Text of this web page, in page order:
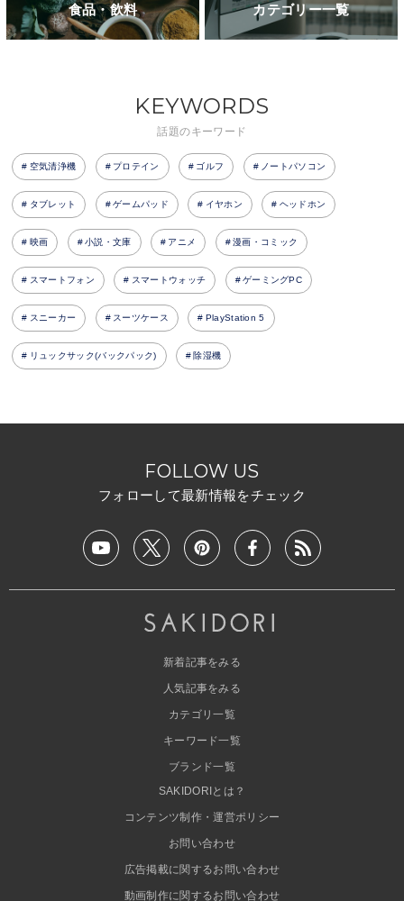
食品・飲料 カテゴリー一覧
KEYWORDS
話題のキーワード
空気清浄機 プロテイン ゴルフ ノートパソコン
タブレット ゲームパッド イヤホン ヘッドホン
映画 小説・文庫 アニメ 漫画・コミック
スマートフォン スマートウォッチ ゲーミングPC
スニーカー スーツケース PlayStation 5
リュックサック(バックパック) 除湿機
FOLLOW US
フォローして最新情報をチェック
新着記事をみる
人気記事をみる
カテゴリ一覧
キーワード一覧
ブランド一覧
SAKIDORIとは？
コンテンツ制作・運営ポリシー
お問い合わせ
広告掲載に関するお問い合わせ
動画制作に関するお問い合わせ